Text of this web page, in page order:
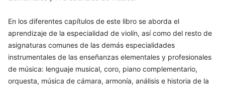
En los diferentes capítulos de este libro se aborda el
aprendizaje de la especialidad de violín, así como del resto de
asignaturas comunes de las demás especialidades
instrumentales de las enseñanzas elementales y profesionales
de música: lenguaje musical, coro, piano complementario,
orquesta, música de cámara, armonía, análisis e historia de la